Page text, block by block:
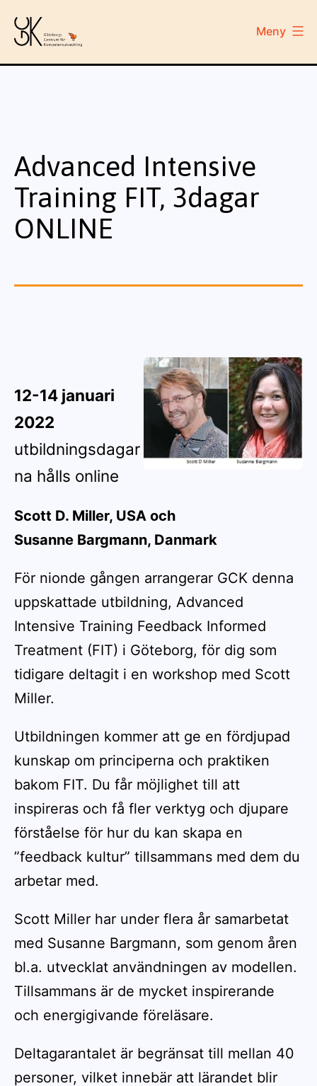
till
innehåll
Meny
Advanced Intensive
Training FIT, 3dagar
ONLINE
12-14 januari
2022
utbildningsdagar
na hålls online
Scott D. Miller, USA och
Susanne Bargmann, Danmark
För nionde gången arrangerar GCK denna
uppskattade utbildning, Advanced
Intensive Training Feedback Informed
Treatment (FIT) i Göteborg, för dig som
tidigare deltagit i en workshop med Scott
Miller.
Utbildningen kommer att ge en fördjupad
kunskap om principerna och praktiken
bakom FIT. Du får möjlighet till att
inspireras och få fler verktyg och djupare
förståelse för hur du kan skapa en
”feedback kultur” tillsammans med dem du
arbetar med.
Scott Miller har under flera år samarbetat
med Susanne Bargmann, som genom åren
bl.a. utvecklat användningen av modellen.
Tillsammans är de mycket inspirerande
och energigivande föreläsare.
Deltagarantalet är begränsat till mellan 40
personer, vilket innebär att lärandet blir